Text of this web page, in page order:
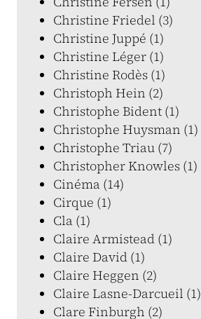
Christine Friedel (3)
Christine Juppé (1)
Christine Léger (1)
Christine Rodès (1)
Christoph Hein (2)
Christophe Bident (1)
Christophe Huysman (1)
Christophe Triau (7)
Christopher Knowles (1)
Cinéma (14)
Cirque (1)
Cla (1)
Claire Armistead (1)
Claire David (1)
Claire Heggen (2)
Claire Lasne-Darcueil (1)
Clare Finburgh (2)